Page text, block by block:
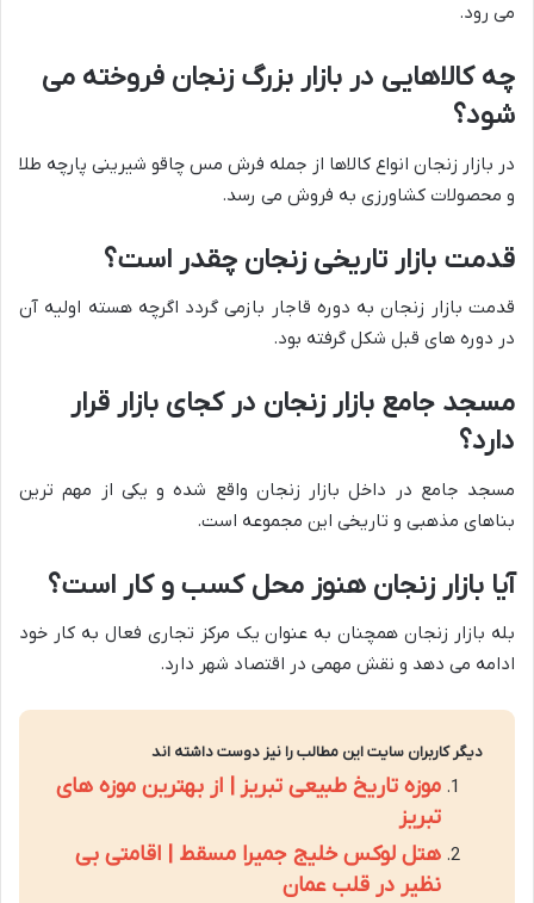
می رود.
چه کالاهایی در بازار بزرگ زنجان فروخته می
شود؟
در بازار زنجان انواع کالاها از جمله فرش مس چاقو شیرینی پارچه طلا
و محصولات کشاورزی به فروش می رسد.
قدمت بازار تاریخی زنجان چقدر است؟
قدمت بازار زنجان به دوره قاجار بازمی گردد اگرچه هسته اولیه آن
در دوره های قبل شکل گرفته بود.
مسجد جامع بازار زنجان در کجای بازار قرار
دارد؟
مسجد جامع در داخل بازار زنجان واقع شده و یکی از مهم ترین
بناهای مذهبی و تاریخی این مجموعه است.
آیا بازار زنجان هنوز محل کسب و کار است؟
بله بازار زنجان همچنان به عنوان یک مرکز تجاری فعال به کار خود
ادامه می دهد و نقش مهمی در اقتصاد شهر دارد.
دیگر کاربران سایت این مطالب را نیز دوست داشته اند
موزه تاریخ طبیعی تبریز | از بهترین موزه های
تبریز
هتل لوکس خلیج جمیرا مسقط | اقامتی بی
نظیر در قلب عمان